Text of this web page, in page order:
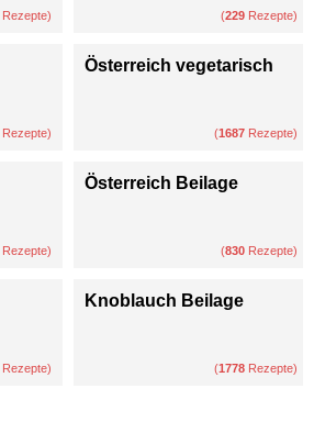
Rezepte) (229 Rezepte)
Rezepte)
Österreich vegetarisch
(1687 Rezepte)
Rezepte)
Österreich Beilage
(830 Rezepte)
Rezepte)
Knoblauch Beilage
(1778 Rezepte)